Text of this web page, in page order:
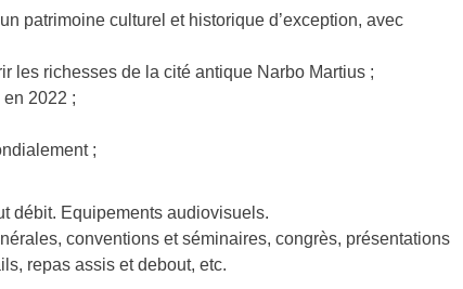
patrimoine culturel et historique d’exception, avec
les richesses de la cité antique Narbo Martius ;
2022 ;
;
débit. Equipements audiovisuels.
conventions et séminaires, congrès, présentations
repas assis et debout, etc.